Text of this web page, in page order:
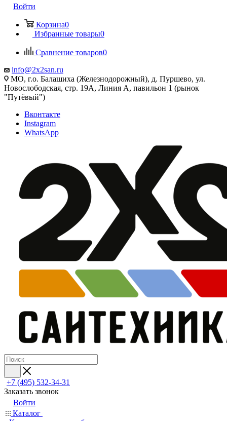
Войти
Корзина0
Избранные товары0
Сравнение товаров0
info@2x2san.ru
МО, г.о. Балашиха (Железнодорожный), д. Пуршево, ул.
Новослободская, стр. 19А, Линия А, павильон 1 (рынок
"Путёвый")
Вконтакте
Instagram
WhatsApp
+7 (495) 532‑34‑31
Заказать звонок
Войти
Каталог